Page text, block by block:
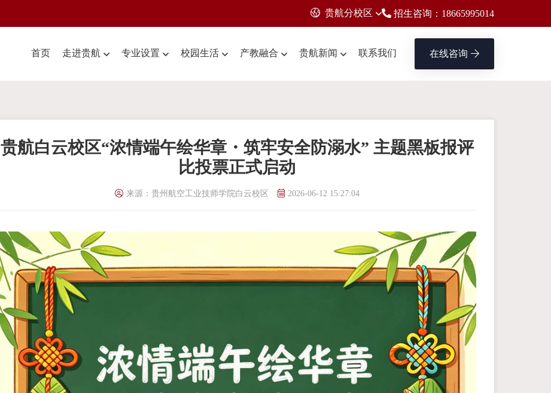
贵航分校区 招生咨询：18665995014
首页 走进贵航 专业设置 校园生活 产教融合 贵航新闻 联系我们 在线咨询
贵航白云校区“浓情端午绘华章・筑牢安全防溺水” 主题黑板报评
比投票正式启动
来源：贵州航空工业技师学院白云校区 2026-06-12 15:27:04